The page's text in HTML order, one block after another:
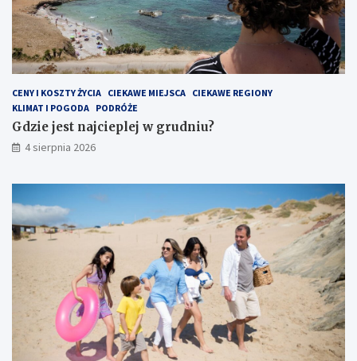
CENY I KOSZTY ŻYCIA CIEKAWE MIEJSCA CIEKAWE REGIONY
KLIMAT I POGODA PODRÓŻE
Gdzie jest najcieplej w grudniu?
4 sierpnia 2026